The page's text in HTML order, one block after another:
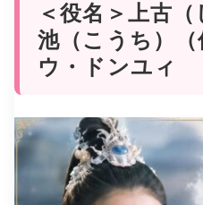
＜役名＞上古
池（こうち）（
ウ・ドンユィ